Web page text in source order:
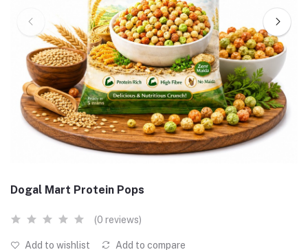
Dogal Mart Protein Pops
(0 reviews)
Add to wishlist Add to compare